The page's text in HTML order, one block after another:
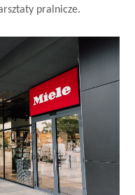
pralnicze.